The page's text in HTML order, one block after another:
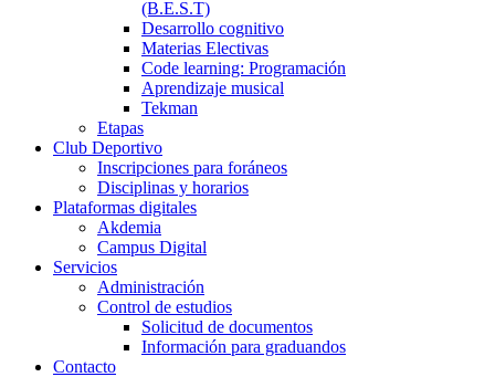
(B.E.S.T)
Desarrollo cognitivo
Materias Electivas
Code learning: Programación
Aprendizaje musical
Tekman
Etapas
Club Deportivo
Inscripciones para foráneos
Disciplinas y horarios
Plataformas digitales
Akdemia
Campus Digital
Servicios
Administración
Control de estudios
Solicitud de documentos
Información para graduandos
Contacto